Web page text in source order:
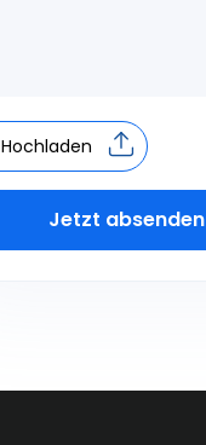
Hochladen
Jetzt absenden